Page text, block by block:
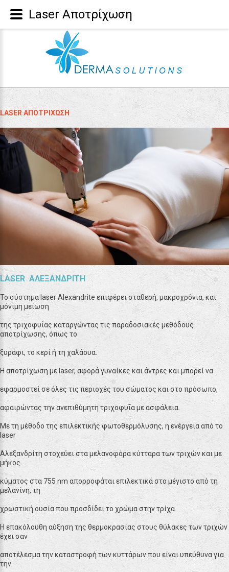
LASER ΑΠΟΤΡΊΧΩΣΗ
LASER ΑΛΕΞΑΝΔΡΙΤΗ
Το σύστημα laser Alexandrite επιφέρει σταθερή, μακροχρόνια, και
μόνιμη μείωση
της τριχοφυΐας καταργώντας τις παραδοσιακές μεθόδους
αποτρίχωσης, όπως το
ξυράφι, το κερί ή τη χαλάουα.
Η αποτρίχωση με laser, αφορά γυναίκες και άντρες και μπορεί να
εφαρμοστεί σε όλες τις περιοχές του σώματος και στο πρόσωπο,
αφαιρώντας την ανεπιθύμητη τριχοφυΐα με ασφάλεια.
Με τη μέθοδο της επιλεκτικής φωτοθερμόλυσης, η ενέργεια από το
laser
Αλεξανδρίτη στοχεύει στα μελανοφόρα κύτταρα των τριχών και με
μήκος
κύματος στα 755 nm απορροφάται επιλεκτικά στο μέγιστο από τη
μελανίνη, τη
χρωστική ουσία που προσδίδει το χρώμα στην τρίχα.
Η επακόλουθη αύξηση της θερμοκρασίας στους θύλακες των τριχών
έχει σαν
αποτέλεσμα την καταστροφή των κυττάρων που είναι υπεύθυνα για
την
Laser Αποτρίχωση